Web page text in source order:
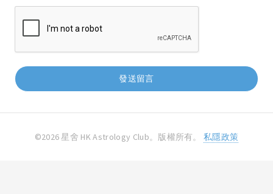
©2026 星舍 HK Astrology Club。版權所有。私隱政策